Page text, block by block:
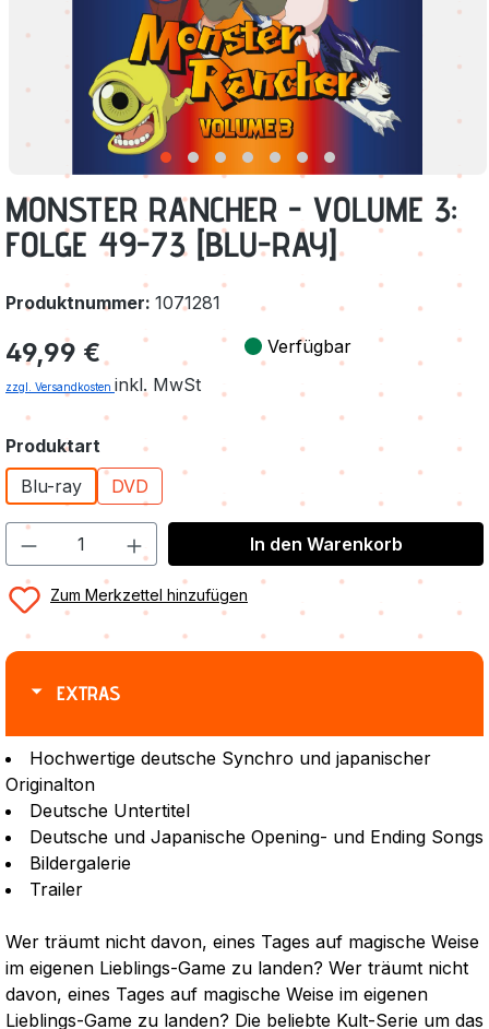
MONSTER RANCHER - VOLUME 3:
FOLGE 49-73 [BLU-RAY]
Produktnummer: 1071281
Regulärer Preis:
49,99 €
zzgl. Versandkosten inkl. MwSt
Verfügbar
Produktart auswählen
Blu-ray
DVD
In den Warenkorb
Zum Merkzettel hinzufügen
EXTRAS
Hochwertige deutsche Synchro und japanischer
Originalton
Deutsche Untertitel
Deutsche und Japanische Opening- und Ending Songs
Bildergalerie
Trailer
Wer träumt nicht davon, eines Tages auf magische Weise
im eigenen Lieblings-Game zu landen? Wer träumt nicht
davon, eines Tages auf magische Weise im eigenen
Lieblings-Game zu landen? Die beliebte Kult-Serie um das